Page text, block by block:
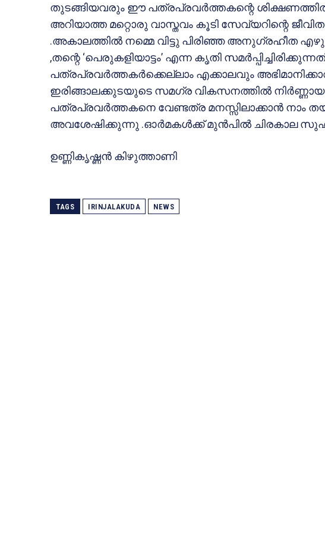
തുടങ്ങിയവരും ഈ പത്രപ്രവര്‍ത്തകന്റെ
അറിയാത്ത മറ്റൊരു വാസ്തവം കൂടി സേവ്യറിന്റെ
.അകാലത്തില്‍ നമ്മെ വിട്ടു പിരിഞ്ഞ അനുഗ്രഹീത
,തന്റെ ‘പെരുകളിയാട്ടം’ എന്ന കൃതി
പത്രപ്രവര്‍ത്തകര്‍ക്കെല്ലാം എക്കാലവും
ഇരിങ്ങാലക്കുടയുടെ സമഗ്ര വികസനത്തില്‍
പത്രപ്രവര്‍ത്തകനെ വേണ്ടത്ര മനസ്സിലാക്കാന്‍ നാം
അവശേഷിക്കുന്നു .ഓര്‍മകള്‍ക്ക് മുന്‍പില്‍ ചിരകാല
ഉണ്ണികൃഷ്ണന്‍ കിഴുത്താണി
TAGS IRINJALAKUDA NEWS